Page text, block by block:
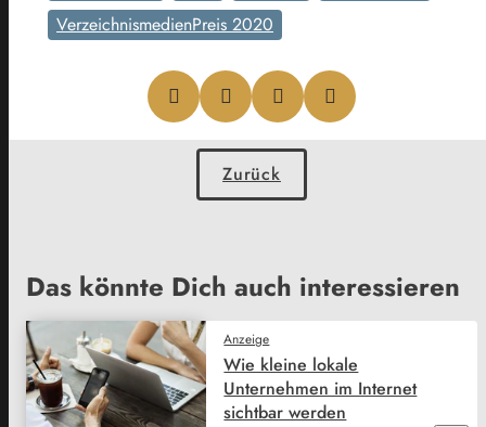
VerzeichnismedienPreis 2020
Zurück
Das könnte Dich auch interessieren
Anzeige
Wie kleine lokale
Unternehmen im Internet
sichtbar werden